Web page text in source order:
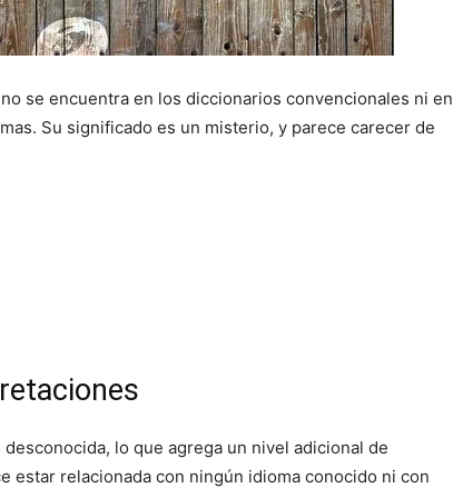
se encuentra en los diccionarios convencionales ni en
Su significado es un misterio, y parece carecer de
lo que agrega un nivel adicional de
estar relacionada con ningún idioma conocido ni con